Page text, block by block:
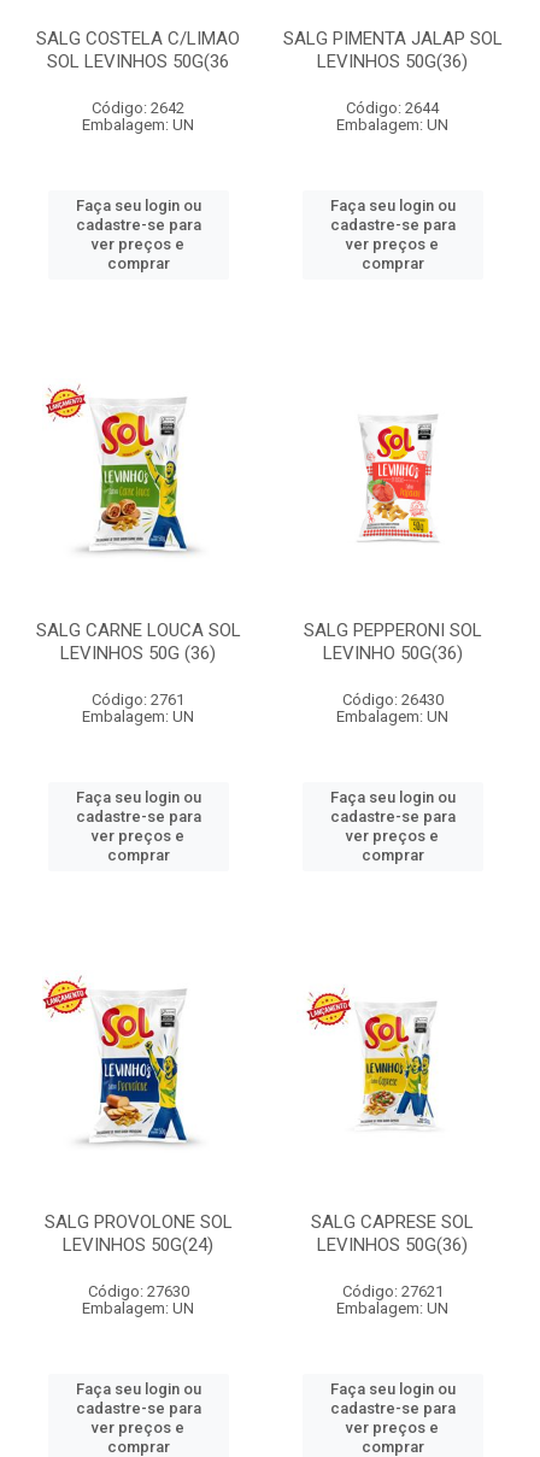
SALG COSTELA C/LIMAO
SOL LEVINHOS 50G(36
Código: 2642
Embalagem: UN
Faça seu login ou
cadastre-se para
ver preços e
comprar
SALG PIMENTA JALAP SOL
LEVINHOS 50G(36)
Código: 2644
Embalagem: UN
Faça seu login ou
cadastre-se para
ver preços e
comprar
SALG CARNE LOUCA SOL
LEVINHOS 50G (36)
Código: 2761
Embalagem: UN
Faça seu login ou
cadastre-se para
ver preços e
comprar
SALG PEPPERONI SOL
LEVINHO 50G(36)
Código: 26430
Embalagem: UN
Faça seu login ou
cadastre-se para
ver preços e
comprar
SALG PROVOLONE SOL
LEVINHOS 50G(24)
Código: 27630
Embalagem: UN
Faça seu login ou
cadastre-se para
ver preços e
comprar
SALG CAPRESE SOL
LEVINHOS 50G(36)
Código: 27621
Embalagem: UN
Faça seu login ou
cadastre-se para
ver preços e
comprar